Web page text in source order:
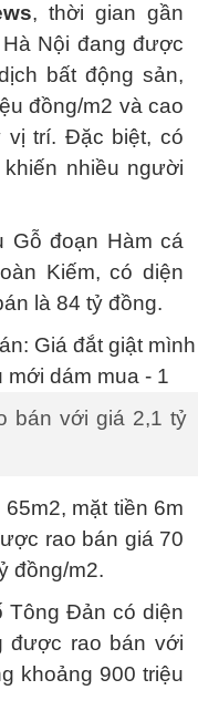
, thời gian gần
Nội đang được
bất động sản,
đồng/m2 và cao
vị trí. Đặc biệt, có
nhiều người
Gỗ đoạn Hàm cá
Kiếm, có diện
là 84 tỷ đồng.
bán với giá 2,1 tỷ
mặt tiền 6m
rao bán giá 70
đồng/m2.
Tông Đản có diện
được rao bán với
khoảng 900 triệu